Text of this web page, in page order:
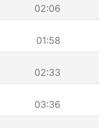
02:06
01:58
02:33
03:36